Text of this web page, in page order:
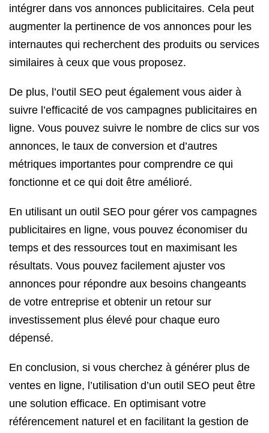
intégrer dans vos annonces publicitaires. Cela peut
augmenter la pertinence de vos annonces pour les
internautes qui recherchent des produits ou services
similaires à ceux que vous proposez.
De plus, l’outil SEO peut également vous aider à
suivre l’efficacité de vos campagnes publicitaires en
ligne. Vous pouvez suivre le nombre de clics sur vos
annonces, le taux de conversion et d’autres
métriques importantes pour comprendre ce qui
fonctionne et ce qui doit être amélioré.
En utilisant un outil SEO pour gérer vos campagnes
publicitaires en ligne, vous pouvez économiser du
temps et des ressources tout en maximisant les
résultats. Vous pouvez facilement ajuster vos
annonces pour répondre aux besoins changeants
de votre entreprise et obtenir un retour sur
investissement plus élevé pour chaque euro
dépensé.
En conclusion, si vous cherchez à générer plus de
ventes en ligne, l’utilisation d’un outil SEO peut être
une solution efficace. En optimisant votre
référencement naturel et en facilitant la gestion de